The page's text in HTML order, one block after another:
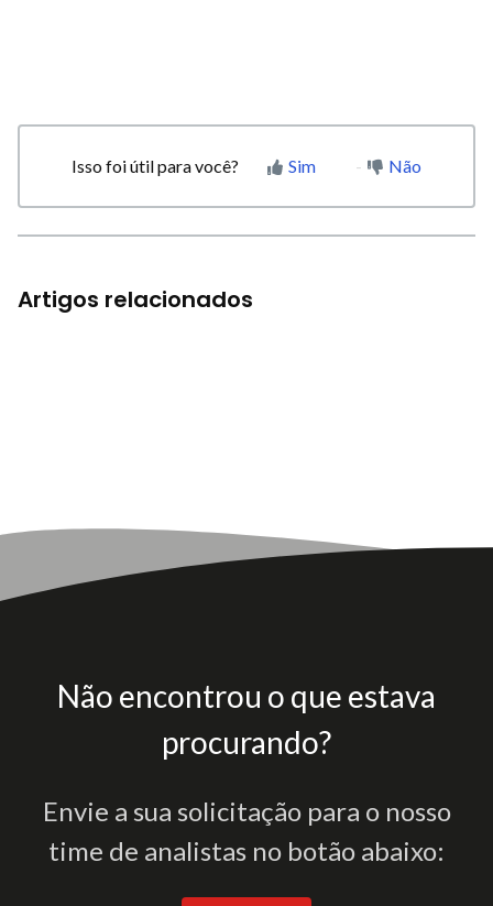
Isso foi útil para você? Sim Não
Artigos relacionados
Não encontrou o que estava
procurando?
Envie a sua solicitação para o nosso
time de analistas no botão abaixo: